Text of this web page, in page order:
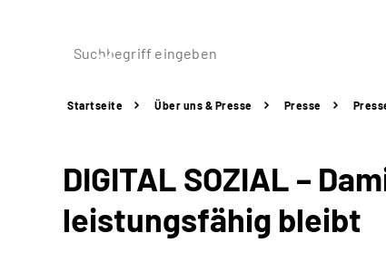
Startseite Über uns & Presse Presse
DIGITAL SOZIAL –
leistungsfähig bleibt